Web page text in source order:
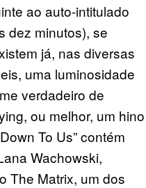
ao auto-intitulado
dez minutos), se
já, nas diversas
uma luminosidade
verdadeiro de
ou melhor, um hino
To Us” contém
Wachowski,
The Matrix, um dos